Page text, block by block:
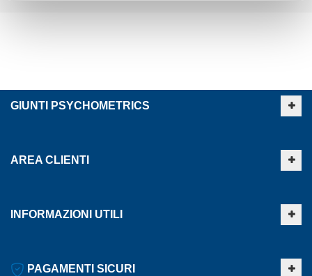
GIUNTI PSYCHOMETRICS
AREA CLIENTI
INFORMAZIONI UTILI
PAGAMENTI SICURI